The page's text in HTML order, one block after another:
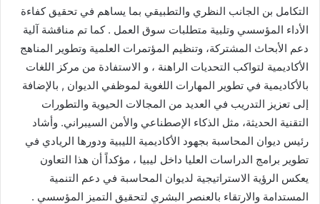
التكامل بن الجانب النظري والتطبيقي بما يساهم في تحقيق كفاءة
الأداء المؤسسي وتلبية متطلبات سوق العمل . كما تم مناقشة آلية
دعم الأبحاث المشتركة، وتنظيم المؤتمرات العلمية وتطوير المناهج
الأكاديمية لتواكب التحديات الراهنة ، و الاستفادة من مركز اللغات
بالأكاديمية في تطوير المهارات اللغوية لموظفي الديوان , بالإضافة
إلى تعزيز التدريب في العديد من المجالات الحيوية والتطورات
التقنية الحديثة، مثل الذكاء الإصطناعي والأمن السيبراني. وأشاد
رئيس ديوان المحاسبة بجهود الأكاديمية الليبية ودورها الريادي في
تطوير برامج الدراسات العليا داخل ليبيا ، مؤكداً أن هذا التعاون
يعكس الرؤية الاستراتيجية لديوان المحاسبة في دعم التنمية
المستدامة والارتقاء بالعنصر البشري لتحقيق التميز المؤسسي .